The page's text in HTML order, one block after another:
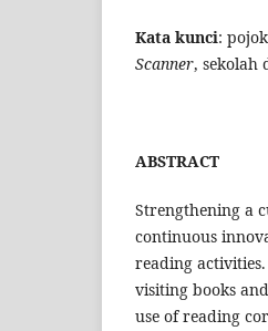
Kata kunci:
Scanner, sekolah
ABSTRACT
Strengthening a
continuous
reading
visiting books
use of reading